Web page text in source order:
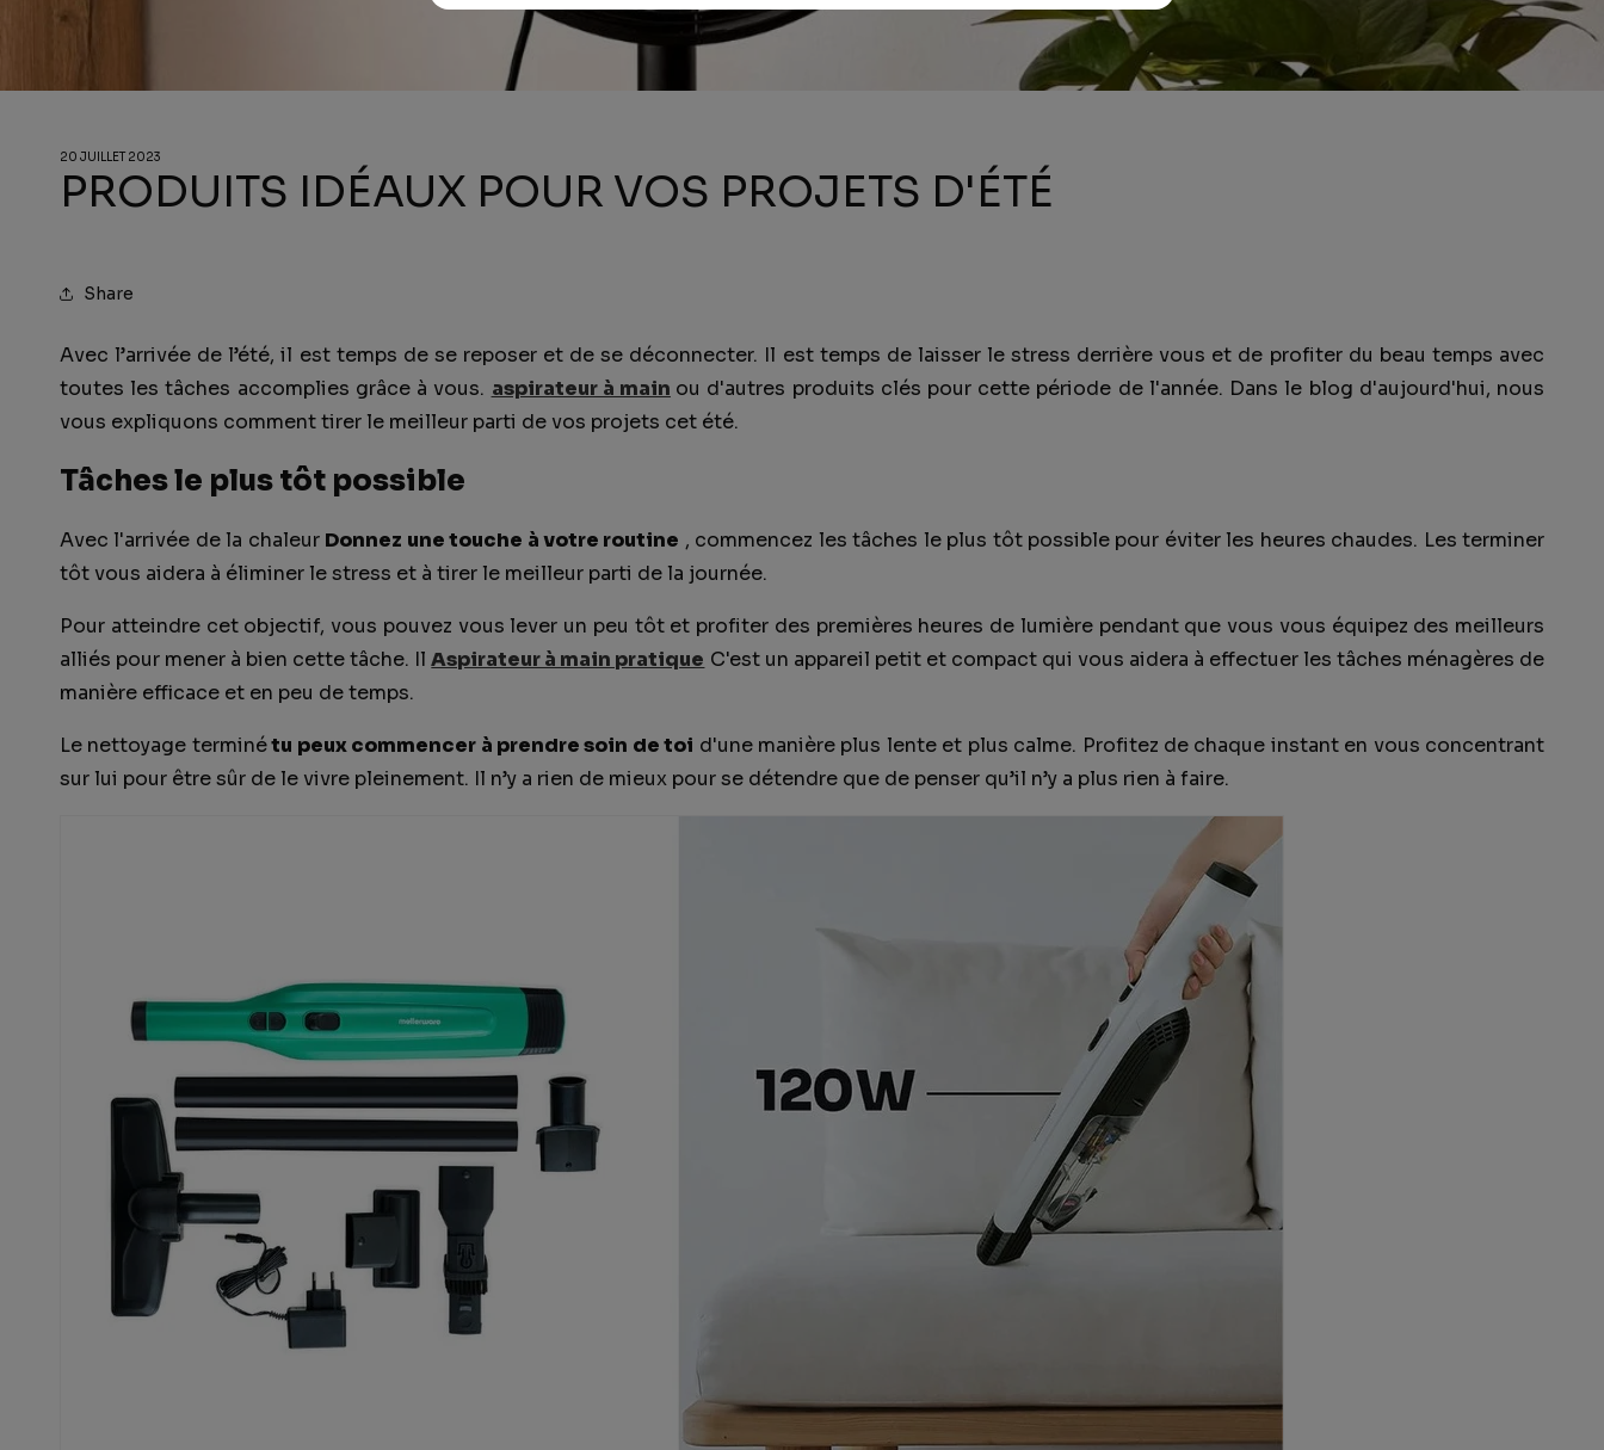
PRODUITS IDÉAUX POUR VOS PROJETS D'ÉTÉ
20 JUILLET 2023
Share
Avec l’arrivée de l’été, il est temps de se reposer et de se déconnecter. Il est temps de laisser le stress derrière vous et de profiter du beau temps avec
toutes les tâches accomplies grâce à vous. aspirateur à main ou d'autres produits clés pour cette période de l'année. Dans le blog d'aujourd'hui, nous
vous expliquons comment tirer le meilleur parti de vos projets cet été.
Tâches le plus tôt possible
Avec l'arrivée de la chaleur Donnez une touche à votre routine , commencez les tâches le plus tôt possible pour éviter les heures chaudes. Les terminer
tôt vous aidera à éliminer le stress et à tirer le meilleur parti de la journée.
Pour atteindre cet objectif, vous pouvez vous lever un peu tôt et profiter des premières heures de lumière pendant que vous vous équipez des meilleurs
alliés pour mener à bien cette tâche. Il Aspirateur à main pratique C'est un appareil petit et compact qui vous aidera à effectuer les tâches ménagères de
manière efficace et en peu de temps.
Le nettoyage terminétu peux commencer à prendre soin de toi d'une manière plus lente et plus calme. Profitez de chaque instant en vous concentrant
sur lui pour être sûr de le vivre pleinement. Il n’y a rien de mieux pour se détendre que de penser qu’il n’y a plus rien à faire.